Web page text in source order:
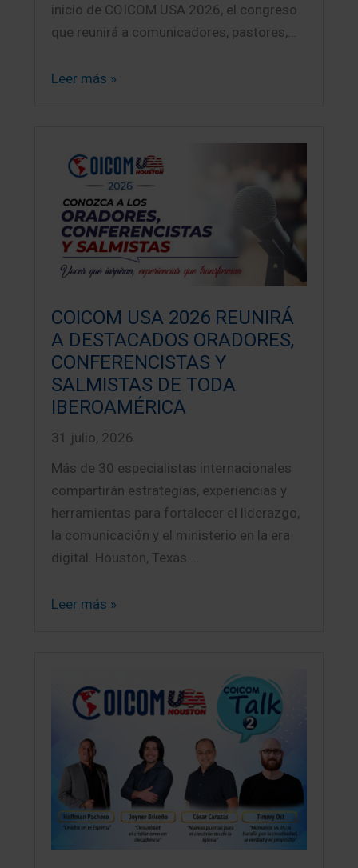
inicio de COICOM USA 2026, el congreso
que reunirá a comunicadores, pastores,…
Leer más »
COICOM USA 2026 REUNIRÁ
A DESTACADOS ORADORES,
CONFERENCISTAS Y
SALMISTAS DE TODA
IBEROAMÉRICA
31 julio, 2026
Más de 30 especialistas internacionales
compartirán estrategias, experiencias y
herramientas para fortalecer el liderazgo,
la comunicación y el ministerio en la era
digital. Houston, Texas.…
Leer más »